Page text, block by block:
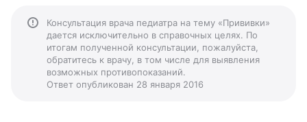
Консультация врача педиатра на тему «Прививки»
дается исключительно в справочных целях. По
итогам полученной консультации, пожалуйста,
обратитесь к врачу, в том числе для выявления
возможных противопоказаний.
Ответ опубликован 28 января 2016